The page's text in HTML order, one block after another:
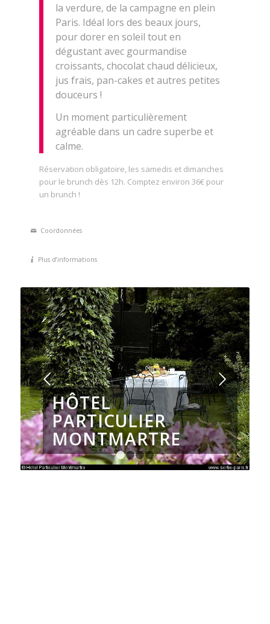
la verdure, de la campagne en plein
Paris. Idéal lors des beaux jours,
pour dorer en soleil tout en
dégustant avec gourmandise
croissants, chocolat chaud délicieux,
jus frais, pan-cakes et autres petites
douceurs !
Un moment particulièrement
agréable dans un cadre superbe et
calme.
Réservation obligatoire, les samedis et dimanches
pour le brunch dès 12h. Comptez environ 36€ pour
un brunch !
Coordonnées
Plus d’informations
HÔTEL
PARTICULIER
MONTMARTRE
Suivant
1 2 3 4